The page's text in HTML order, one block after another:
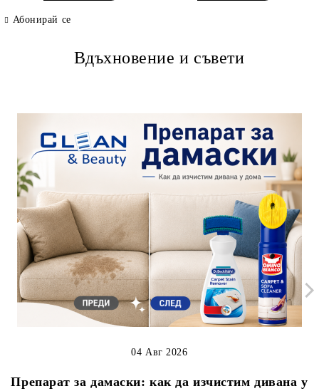
Абонирай се
Вдъхновение и съвети
Препарат за дамаски: как да изчистим дивана у
04 Авг 2026